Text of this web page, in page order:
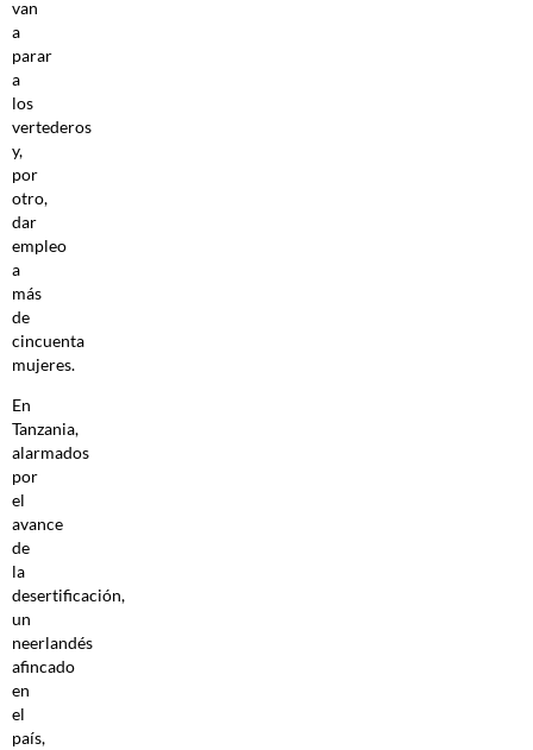
van
a
parar
a
los
vertederos
y,
por
otro,
dar
empleo
a
más
de
cincuenta
mujeres.
En
Tanzania,
alarmados
por
el
avance
de
la
desertificación,
un
neerlandés
afincado
en
el
país,